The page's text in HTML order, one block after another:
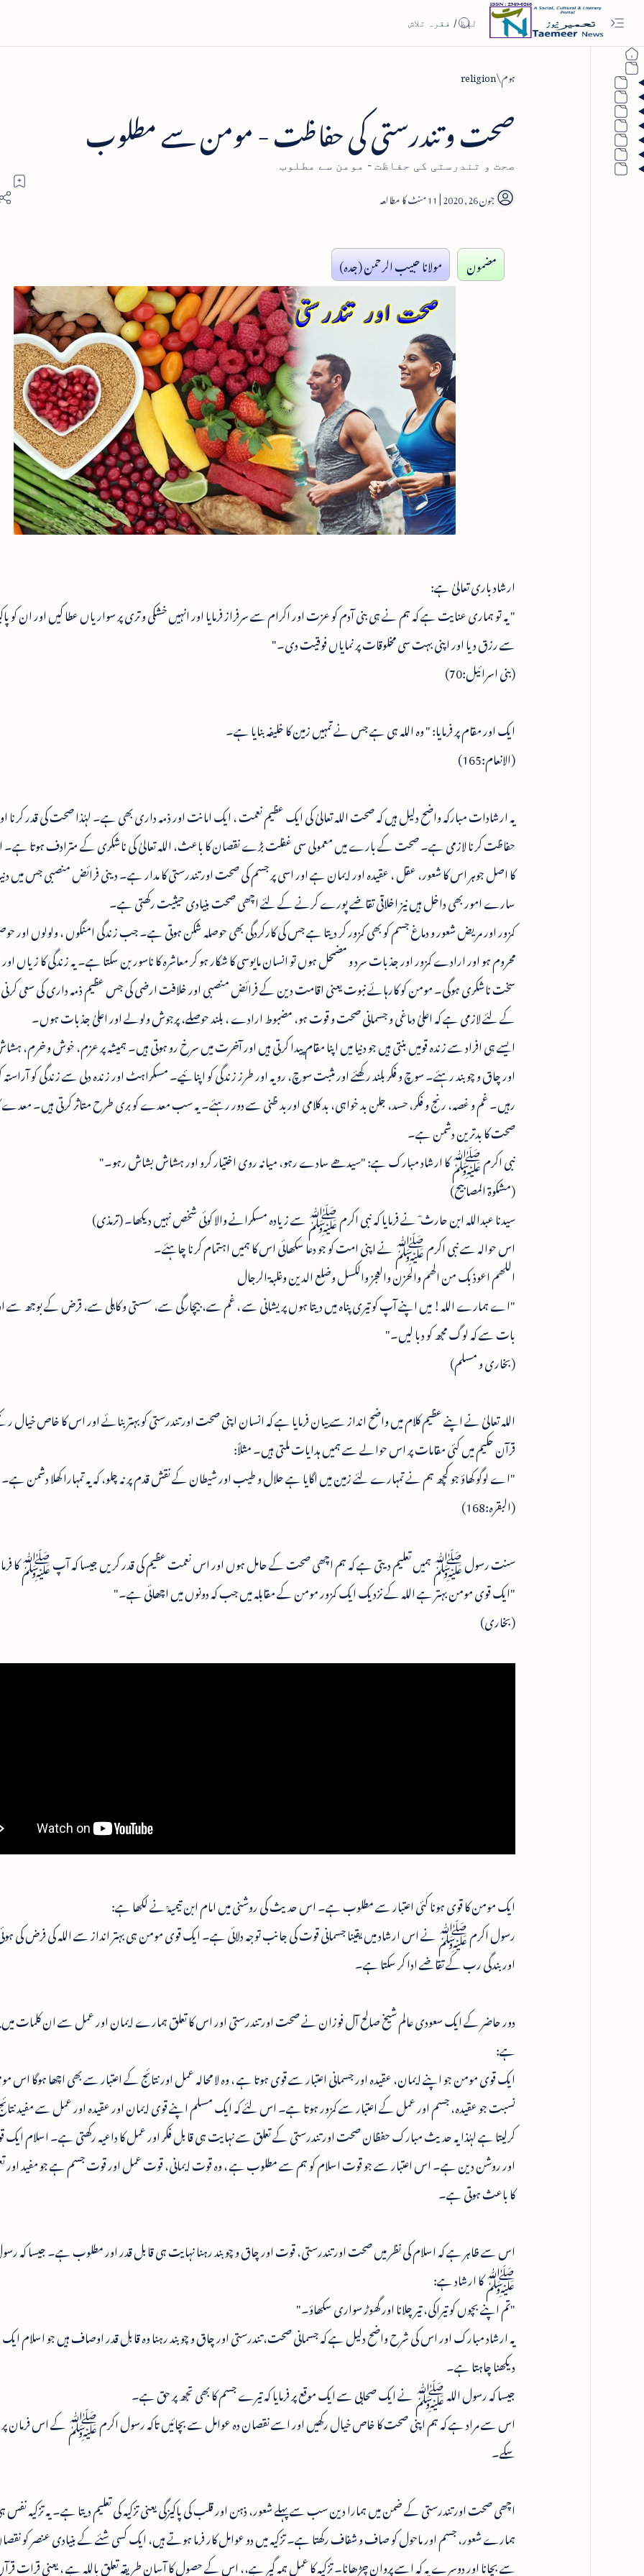
ہوم religion
صحت و تندرستی کی حفاظت - مومن سے مطلوب
صحت و تندرستی کی حفاظت - مومن سے مطلوب
11
مضمون مولانا حبیب الرحمن (جدہ)
ارشاد باری تعالیٰ ہے:
" یہ تو ہماری عنایت ہے کہ ہم نے ہی بنی آدم کو عزت اور اکرام سے سرفراز فرمایا اور انہیں خشکی و تری پر سواریاں عطا کیں اور ان کو
سے رزق دیا اور اپنی بہت سی مخلوقات پر نمایاں فوقیت دی۔"
(بنی اسرائیل:70)
ایک اور مقام پر فرمایا: " وہ اللہ ہی ہے جس نے تمہیں زمین کا خلیفہ بنایا ہے۔
(الانعام:165)
یہ ارشادات مبارکہ واضح دلیل ہیں کہ صحت اللہ تعالیٰ کی ایک عظیم نعمت ، ایک امانت اور ذمہ داری بھی ہے۔ لہٰذا صحت کی قدر کرنا
حفاظت کرنا لازمی ہے۔ صحت کے بارے میں معمولی سی غفلت بڑے نقصان کا باعث، اللہ تعالیٰ کی ناشکری کے مترادف ہوتا ہے۔
کا اصل جوہر اس کا شعور، عقل ، عقیدہ اور ایمان ہے اور اسی پر جسم کی صحت اور تندرستی کا مدار ہے۔ دینی فرائض منصبی جس میں
سارے امور بھی داخل ہیں نیز اخلاقی تقاضے پورے کرنے کے لئے اچھی صحت بنیادی حیثیت رکھتی ہے۔
کمزور اور مریض شعور و دماغ جسم کو بھی کمزور کر دیتا ہے جس کی کارکردگی بھی حوصلہ شکن ہوتی ہے۔ جب زندگی امنگوں ، ولولوں اور
محروم ہو اور ارادے کمزور اور جذبات سرد و مضمحل ہوں تو انسان مایوسی کا شکار ہو کر معاشرہ کا ناسور بن سکتا ہے۔ یہ زندگی کا زیاں اور
سخت ناشکری ہوگی۔ مومن کو کارہائے نبوت یعنی اقامت دین کے فرائض منصبی اور خلافت ارضی کی جس عظیم ذمہ داری کی سعی
کے لئے لازمی ہے کہ اعلیٰ دماغی و جسمانی صحت و قوت ہو، مضبوط ارادے ، بلند حوصلے، پرجوش ولولے اور اعلیٰ جذبات ہوں۔
ایسے ہی افراد سے زندہ قومیں بنتی ہیں جو دنیا میں اپنا مقام پیدا کرتی ہیں اور آخرت میں سرخ رو ہوتی ہیں۔ ہمیشہ پر عزم، خوش و
اور چاق و چوبند رہئے۔ سوچ و فکر بلند رکھئے اور مثبت سوچ، رویہ اور طرز زندگی کو اپنائیے۔ مسکراہٹ اور زندہ دلی سے زندگی کو
رہیں۔ غم و غصہ، رنج و فکر، حسد، جلن بد خواہی، بد کلامی اوربد ظنی سے دور رہئے۔ یہ سب معدے کو بری طرح متاثر کرتی ہیں۔ معدے
صحت کا بدترین دشمن ہے۔
نبی اکرم ﷺ کا ارشاد مبارک ہے: "سیدھے سادے رہو، میانہ روی اختیار کرو اور ہشاش بشاش رہو۔"
(مشکوۃ المصابیح)
سیدنا عبداللہ ابن حارث ؓ نے فرمایا کہ نبی اکرم ﷺ سے زیادہ مسکرانے والا کوئی شخص نہیں دیکھا۔ (ترمذی)
اس حوالہ سے نبی اکرم ﷺ نے اپنی امت کو جو دعا سکھائی اس کا ہمیں اہتمام کرنا چاہئے۔
اللھم اعوذ بک من الھم والحزن والعجز والکسل وضلع الدین وغلبۃ الرجال
"اے ہمارے اللہ! میں اپنے آپ کو تیری پناہ میں دیتا ہوں پریشانی سے ، غم سے، بیچارگی سے، سستی و کاہلی سے، قرض کے بوجھ
بات سے کہ لوگ مجھ کو دبا لیں۔"
(بخاری و مسلم)
اللہ تعالیٰ نے اپنے عظیم کلام میں واضح انداز سے بیان فرمایا ہے کہ انسان اپنی صحت اور تندرستی کو بہتر بنائے اور اس کا خاص خیال
قرآن حکیم میں کئی مقامات پر اس حوالے سے ہمیں ہدایات ملتی ہیں۔ مثلاً:
"اے لوگو کھاؤ جو کچھ ہم نے تمہارے لئے زمین میں اگایا ہے حلال و طیب اور شیطان کے نقش قدم پر نہ چلو، کہ یہ تمہارا کھلا دشمن ہے۔
(البقرہ:168)
سنت رسول ﷺ ہمیں تعلیم دیتی ہے کہ ہم اچھی صحت کے حامل ہوں اور اس نعمت عظیم کی قدر کریں جیسا کہ آپ ﷺ کا
"ایک قوی مومن بہتر ہے اللہ کے نزدیک ایک کمزور مومن کے مقابلہ میں جب کہ دونوں میں اچھائی ہے۔"
(بخاری)
ایک مومن کا قوی ہونا کئی اعتبار سے مطلوب ہے۔ اس حدیث کی روشنی میں امام ابن تیمیہؒ نے لکھا ہے:
رسول اکرم ﷺ نے اس ارشاد میں یقینا جسمانی قوت کی جانب توجہ دلائی ہے۔ ایک قوی مومن ہی بہتر انداز سے اللہ کی فرض کی
اور بندگی رب کے تقاضے ادا کر سکتا ہے۔
دور حاضر کے ایک سعودی عالم شیخ صالح آل فوزان نے صحت اور تندرستی اور اس کا تعلق ہمارے ایمان اور عمل سے ان کلمات میں
ہے:
ایک قوی مومن جو اپنے ایمان، عقیدہ اور جسمانی اعتبار سے قوی ہوتا ہے ، وہ لا محالہ عمل اور نتائج کے اعتبار سے بھی اچھا ہوگا
نسبت جو عقیدہ، جسم اور عمل کے اعتبار سے کمزور ہوتا ہے۔ اس لئے کہ ایک مسلم اپنے قوی ایمان اور عقیدہ اور عمل سے مفید
کرلیتا ہے لہٰذا یہ حدیث مبارک حفظان صحت اور تندرستی کے تعلق سے نہایت ہی قابل فکر اور عمل کا داعیہ رکھتی ہے۔ اسلام ایک
اور روشن دین ہے۔ اس اعتبار سے جو قوت اسلام کو ہم سے مطلوب ہے ، وہ قوت ایمانی، قوت عمل اور قوت جسم ہے جو مفید اور
کا باعث ہوتی ہے۔
اس سے ظاہر ہے کہ اسلام کی نظر میں صحت اور تندرستی، قوت اور چاق و چوبند رہنا نہایت ہی قابل قدر اور مطلوب ہے۔ جیسا کہ
ﷺ کا ارشاد ہے:
"تم اپنے بچوں کو تیراکی، تیر چلانا اور گھوڑ سواری سکھاؤ۔"
یہ ارشاد مبارک اور اس کی شرح واضح دلیل ہے کہ جسمانی صحت، تندرستی اور چاق و چوبند رہنا وہ قابل قدر اوصاف ہیں جو اسلام
دیکھنا چاہتا ہے۔
جیسا کہ رسول اللہ ﷺ نے ایک صحابی سے ایک موقع پر فرمایا کہ تیرے جسم کا بھی تجھ پر حق ہے۔
اس سے مراد ہے کہ ہم اپنی صحت کا خاص خیال رکھیں اور اسے نقصان دہ عوامل سے بچائیں تاکہ رسول اکرم ﷺ کے اس فرمان
سکے۔
اچھی صحت اور تندرستی کے ضمن میں ہمارا دین سب سے پہلے شعور، ذہن اور قلب کی پاکیزگی یعنی تزکیہ کی تعلیم دیتا ہے۔ یہ تزکیہ
ہمارے شعور، جسم اور ماحول کو صاف و شفاف رکھتا ہے۔ تزکیہ میں دو عوامل کار فرما ہوتے ہیں، ایک کسی شئے کے بنیادی عنصر کو
سے بچانا اور دوسرے یہ کہ اسے پروان چڑھانا۔ تزکیہ کا عمل ہمہ گیر ہے،، اس کے حصول کا آسان طریقہ تعلق باللہ ہے ، یعنی قرات